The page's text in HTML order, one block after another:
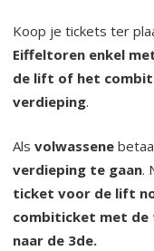
Koop je tickets ter
Eiffeltoren enkel
de lift of het
verdieping.
Als volwassene
verdieping te gaan.
ticket voor de lift
combiticket met de
naar de 3de.